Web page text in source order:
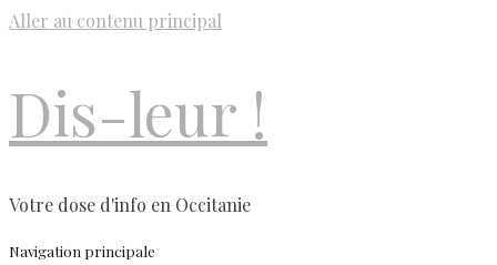
Aller au contenu principal
Dis-leur !
Votre dose d'info en Occitanie
Navigation principale